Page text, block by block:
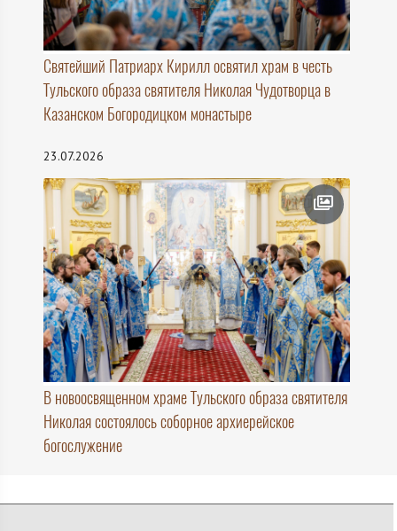
Святейший Патриарх Кирилл освятил храм в честь
Тульского образа святителя Николая Чудотворца в
Казанском Богородицком монастыре
23.07.2026
В новоосвященном храме Тульского образа святителя
Николая состоялось соборное архиерейское
богослужение